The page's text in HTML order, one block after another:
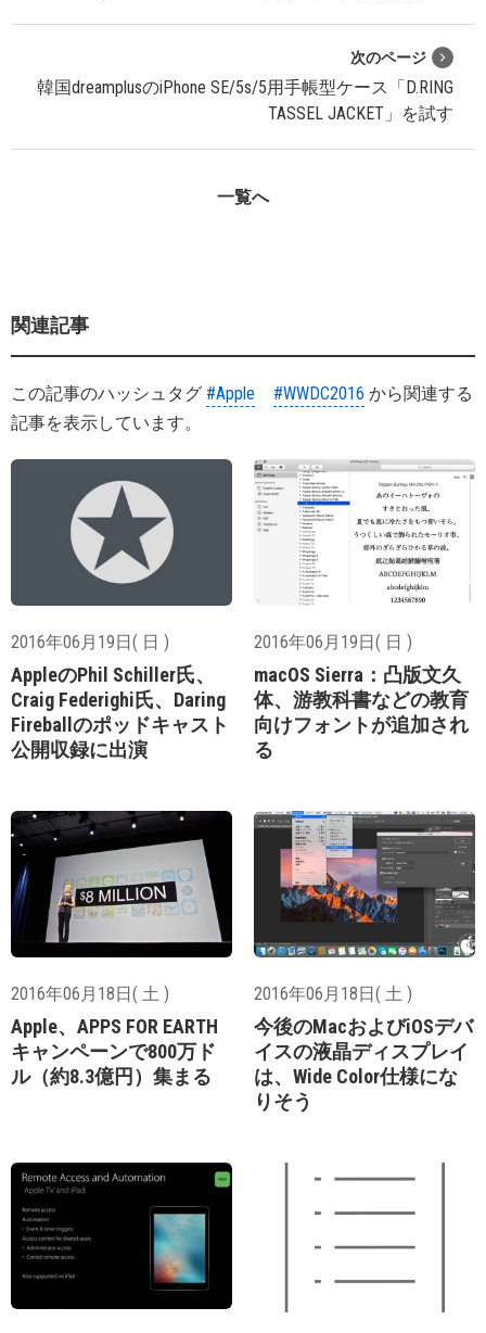
次のページ
韓国dreamplusのiPhone SE/5s/5用手帳型ケース「D.RING
TASSEL JACKET」を試す
一覧へ
関連記事
この記事のハッシュタグ #Apple #WWDC2016 から関連する
記事を表示しています。
2016年06月19日( 日 )
AppleのPhil Schiller氏、
Craig Federighi氏、Daring
Fireballのポッドキャスト
公開収録に出演
2016年06月19日( 日 )
macOS Sierra：凸版文久
体、游教科書などの教育
向けフォントが追加され
る
2016年06月18日( 土 )
Apple、APPS FOR EARTH
キャンペーンで800万ド
ル（約8.3億円）集まる
2016年06月18日( 土 )
今後のMacおよびiOSデバ
イスの液晶ディスプレイ
は、Wide Color仕様にな
りそう